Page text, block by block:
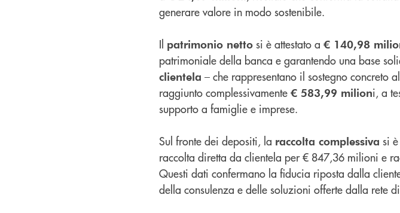
generare valore in modo sostenibile.
Il patrimonio netto si è attestato a € 140,98
patrimoniale della banca e garantendo una base
clientela – che rappresentano il sostegno concreto
raggiunto complessivamente € 583,99 milioni, a
supporto a famiglie e imprese.
Sul fronte dei depositi, la raccolta complessiva si
raccolta diretta da clientela per € 847,36 milioni e
Questi dati confermano la fiducia riposta dalla
della consulenza e delle soluzioni offerte dalla rete